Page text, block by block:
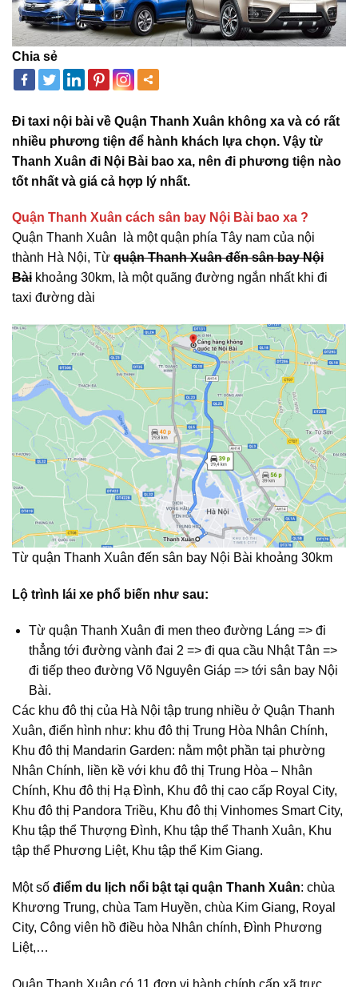
Chia sẻ
Đi taxi nội bài về Quận Thanh Xuân không xa và có rất
nhiều phương tiện để hành khách lựa chọn. Vậy từ
Thanh Xuân đi Nội Bài bao xa, nên đi phương tiện nào
tốt nhất và giá cả hợp lý nhất.
Quận Thanh Xuân cách sân bay Nội Bài bao xa ?
Quận Thanh Xuân là một quận phía Tây nam của nội
thành Hà Nội, Từ quận Thanh Xuân đến sân bay Nội
Bài khoảng 30km, là một quãng đường ngắn nhất khi đi
taxi đường dài
Từ quận Thanh Xuân đến sân bay Nội Bài khoảng 30km
Lộ trình lái xe phổ biến như sau:
Từ quận Thanh Xuân đi men theo đường Láng => đi
thẳng tới đường vành đai 2 => đi qua cầu Nhật Tân =>
đi tiếp theo đường Võ Nguyên Giáp => tới sân bay Nội
Bài.
Các khu đô thị của Hà Nội tập trung nhiều ở Quận Thanh
Xuân, điển hình như: khu đô thị Trung Hòa Nhân Chính,
Khu đô thị Mandarin Garden: nằm một phần tại phường
Nhân Chính, liền kề với khu đô thị Trung Hòa – Nhân
Chính, Khu đô thị Hạ Đình, Khu đô thị cao cấp Royal City,
Khu đô thị Pandora Triều, Khu đô thị Vinhomes Smart City,
Khu tập thể Thượng Đình, Khu tập thể Thanh Xuân, Khu
tập thể Phương Liệt, Khu tập thể Kim Giang.
Một số điểm du lịch nổi bật tại quận Thanh Xuân: chùa
Khương Trung, chùa Tam Huyền, chùa Kim Giang, Royal
City, Công viên hồ điều hòa Nhân chính, Đình Phương
Liệt,…
Quận Thanh Xuân có 11 đơn vị hành chính cấp xã trực